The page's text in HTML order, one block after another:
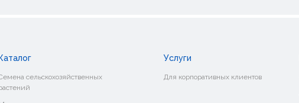
Каталог
сельскохозяйственных
Услуги
Для корпоративных клиентов